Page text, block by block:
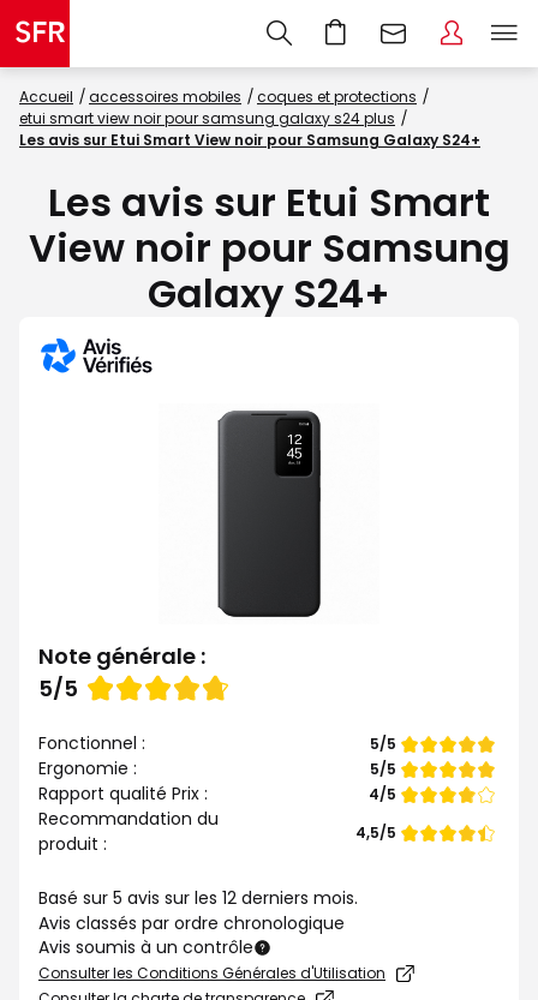
Accueil accessoires mobiles
coques et protections
etui smart view noir pour samsung galaxy s24 plus
Les avis sur Etui Smart View noir pour Samsung Galaxy S24+
Les avis sur Etui Smart
View noir pour Samsung
Galaxy S24+
Note générale :
Note
5/5
Fonctionnel :
Note
de
5/5
Ergonomie :
Note
de
5/5
Rapport qualité Prix :
Note
4/5
Recommandation du
produit :
Note
4,5/5
Basé sur 5 avis sur les 12 derniers mois.
Avis classés par ordre chronologique
Avis soumis à un contrôle
Consulter les Conditions Générales d'Utilisation